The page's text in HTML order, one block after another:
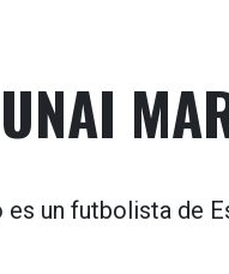
es un futbolista de